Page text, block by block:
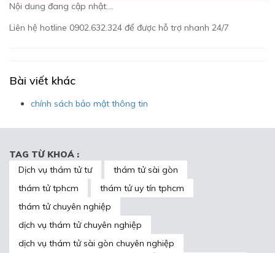
Nội dung đang cập nhật....
Liên hệ hotline 0902.632.324 để được hỗ trợ nhanh 24/7
Bài viết khác
chính sách bảo mật thông tin
TAG TỪ KHOÁ :
Dịch vụ thám tử tư
thám tử sài gòn
thám tử tphcm
thám tử uy tín tphcm
thám tử chuyên nghiệp
dịch vụ thám tử chuyên nghiệp
dịch vụ thám tử sài gòn chuyên nghiệp